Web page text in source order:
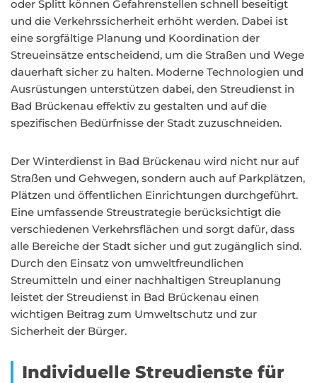
oder Splitt können Gefahrenstellen schnell beseitigt
und die Verkehrssicherheit erhöht werden. Dabei ist
eine sorgfältige Planung und Koordination der
Streueinsätze entscheidend, um die Straßen und Wege
dauerhaft sicher zu halten. Moderne Technologien und
Ausrüstungen unterstützen dabei, den Streudienst in
Bad Brückenau effektiv zu gestalten und auf die
spezifischen Bedürfnisse der Stadt zuzuschneiden.
Der Winterdienst in Bad Brückenau wird nicht nur auf
Straßen und Gehwegen, sondern auch auf Parkplätzen,
Plätzen und öffentlichen Einrichtungen durchgeführt.
Eine umfassende Streustrategie berücksichtigt die
verschiedenen Verkehrsflächen und sorgt dafür, dass
alle Bereiche der Stadt sicher und gut zugänglich sind.
Durch den Einsatz von umweltfreundlichen
Streumitteln und einer nachhaltigen Streuplanung
leistet der Streudienst in Bad Brückenau einen
wichtigen Beitrag zum Umweltschutz und zur
Sicherheit der Bürger.
Individuelle Streudienste für